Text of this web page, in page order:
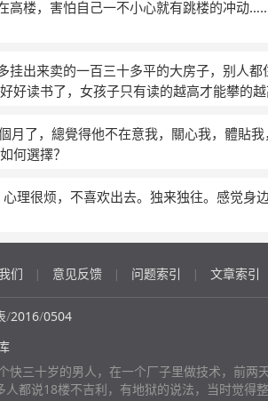
胡思乱想，求专家帮我开导开导！！拜托
高楼，害怕自己一不小心就有跳楼的冲动
挂出来卖的一百三十多平的大房子，别人
好读书了，女孩子只有读的越高才能攀的
月了，總覺得他不在意我，關心我，體貼
何選擇？
理很烦，不喜欢出去。独来独往。感觉身
们 | 意见反馈 | 问题索引 | 文章索引
/2016/0504
快三十岁的男人，在一个厂子里做技术，前
都说18楼不吉利，有地狱的说法，当时觉得